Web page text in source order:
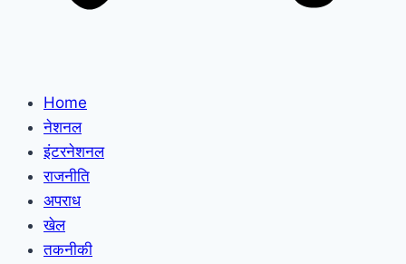
Home
नेशनल
इंटरनेशनल
राजनीति
अपराध
खेल
तकनीकी